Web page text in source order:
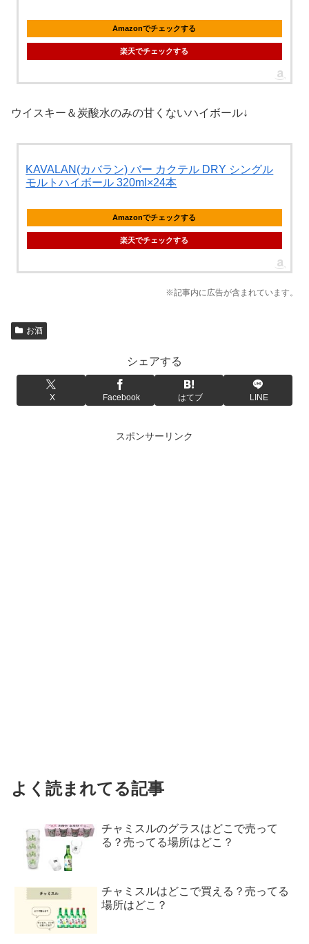
Amazonでチェックする
楽天でチェックする
ウイスキー＆炭酸水のみの甘くないハイボール↓
KAVALAN(カバラン) バー カクテル DRY シングル
モルトハイボール 320ml×24本
Amazonでチェックする
楽天でチェックする
※記事内に広告が含まれています。
お酒
シェアする
X Facebook はてブ LINE
スポンサーリンク
よく読まれてる記事
チャミスルのグラスはどこで売って
る？売ってる場所はどこ？
チャミスルはどこで買える？売ってる
場所はどこ？